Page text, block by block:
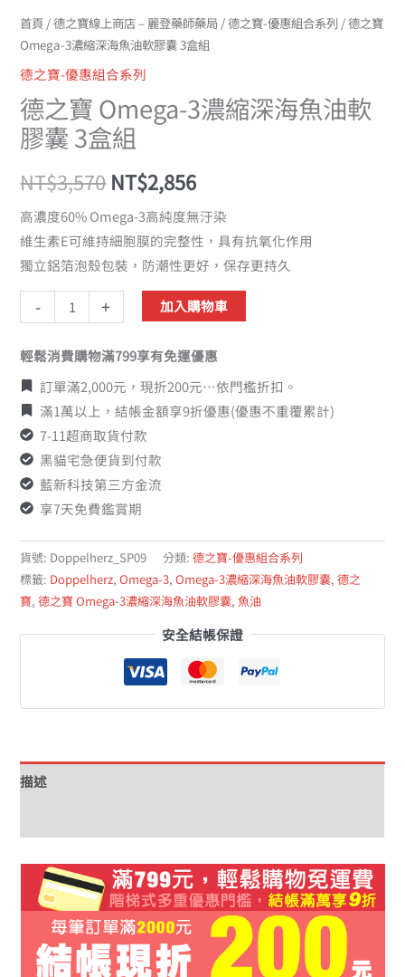
首頁 /德之寶線上商店 – 麗登藥師藥局 /德之寶-優惠組合系列 / 德之寶
Omega-3濃縮深海魚油軟膠囊 3盒組
德之寶-優惠組合系列
德之寶 Omega-3濃縮深海魚油軟
膠囊 3盒組
NT$3,570 NT$2,856
高濃度60% Omega-3高純度無汙染
維生素E可維持細胞膜的完整性，具有抗氧化作用
獨立鋁箔泡殼包裝，防潮性更好，保存更持久
- + 加入購物車
輕鬆消費購物滿799享有免運優惠
訂單滿2,000元，現折200元…依門檻折扣。
滿1萬以上，結帳金額享9折優惠(優惠不重覆累計)
7-11超商取貨付款
黑貓宅急便貨到付款
藍新科技第三方金流
享7天免費鑑賞期
貨號: Doppelherz_SP09 分類:德之寶-優惠組合系列
標籤: Doppelherz,Omega-3,Omega-3濃縮深海魚油軟膠囊,德之
寶,德之寶 Omega-3濃縮深海魚油軟膠囊, 魚油
安全結帳保證
描述